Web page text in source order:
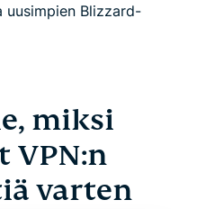
uusimpien Blizzard-
miksi
VPN:n
varten